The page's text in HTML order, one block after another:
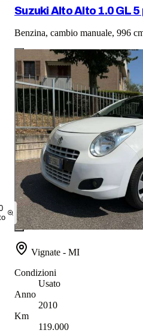
Suzuki Alto Alto 1.0 GL
Benzina, cambio manuale, 996
Vignate - MI
Condizioni
Usato
Anno
2010
Km
119.000